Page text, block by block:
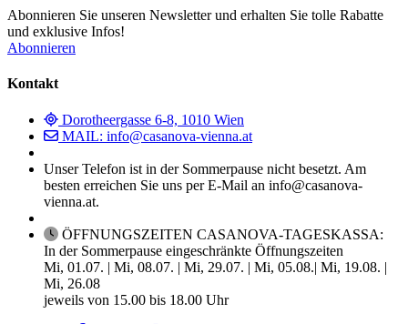
Abonnieren Sie unseren Newsletter und erhalten Sie tolle Rabatte
und exklusive Infos!
Abonnieren
Kontakt
Dorotheergasse 6-8, 1010 Wien
MAIL: info@casanova-vienna.at
Unser Telefon ist in der Sommerpause nicht besetzt. Am
besten erreichen Sie uns per E-Mail an info@casanova-
vienna.at.
ÖFFNUNGSZEITEN CASANOVA-TAGESKASSA:
In der Sommerpause eingeschränkte Öffnungszeiten
Mi, 01.07. | Mi, 08.07. | Mi, 29.07. | Mi, 05.08.| Mi, 19.08. |
Mi, 26.08
jeweils von 15.00 bis 18.00 Uhr